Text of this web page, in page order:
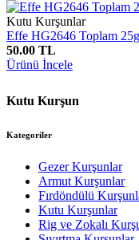
Kutu Kurşunlar
Effe HG2646 Toplam
50.00 TL
Ürünü İncele
Kutu Kurşun
Kategoriler
Gezer Kurşunlar
Armut Kurşunlar
Fırdöndülü
Kutu Kurşunlar
Rig ve Zokalı